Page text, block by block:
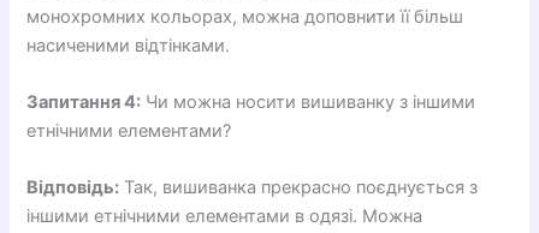
монохромних кольорах, можна доповнити її більш
насиченими відтінками.
Запитання 4: Чи можна носити вишиванку з іншими
етнічними елементами?
Відповідь: Так, вишиванка прекрасно поєднується з
іншими етнічними елементами в одязі. Можна